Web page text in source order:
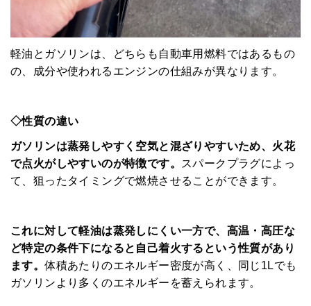
軽油とガソリンは、どちらも自動車用燃料ではあるもの
の、成分や使われるエンジンの仕組みが異なります。
◇性質の違い
ガソリンは蒸発しやすく空気と混ざりやすいため、火花
で点火がしやすいのが特徴です。 スパークプラグによっ
て、狙ったタイミングで燃焼させることができます。
これに対して軽油は蒸発しにくい一方で、高温・高圧な
ど特定の条件下になると自己着火するという性質があり
ます。体積あたりのエネルギー密度が高く、同じ1Lでも
ガソリンより多くのエネルギーを蓄えられます。